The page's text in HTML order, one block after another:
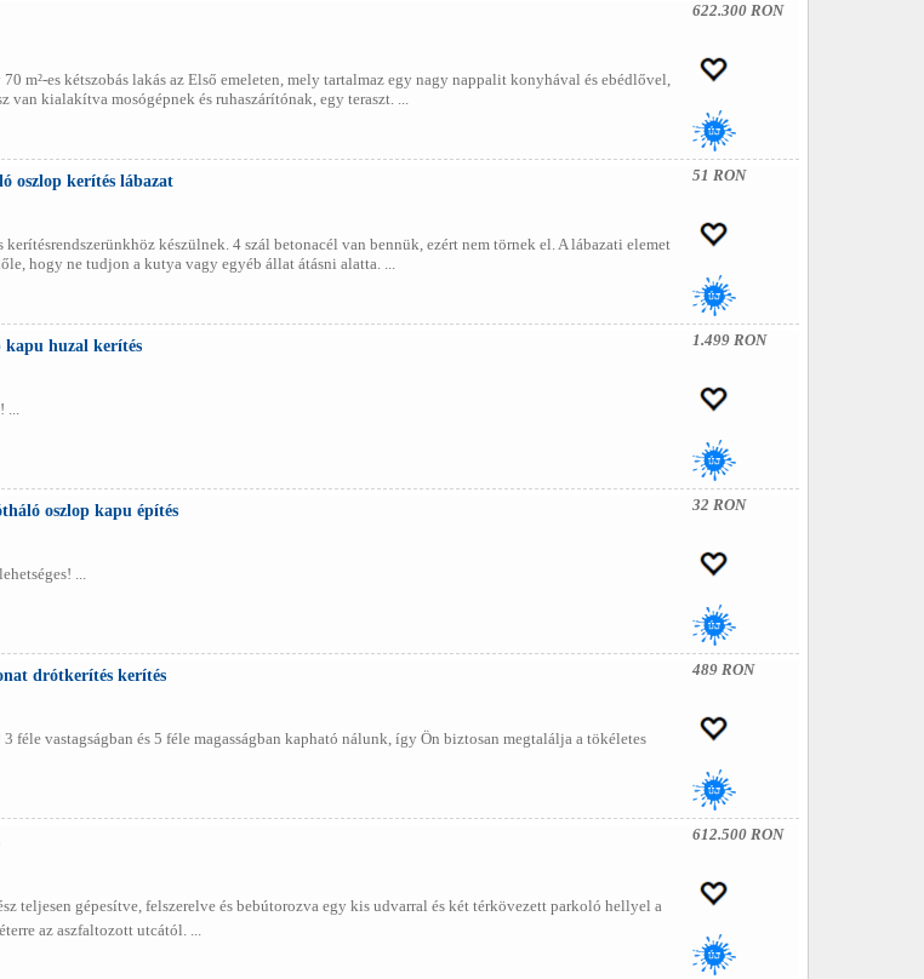
m²-es kétszobás lakás az Első emeleten, mely tartalmaz egy nagy nappalit konyhával és ebédlővel,
van kialakítva mosógépnek és ruhaszárítónak, egy teraszt. ...
622.300 RON
oszlop kerítés lábazat
készülnek. 4 szál betonacél van bennük, ezért nem törnek el. A lábazati elemet
hogy ne tudjon a kutya vagy egyéb állat átásni alatta. ...
51 RON
kapu huzal kerítés
...
1.499 RON
oszlop kapu építés
...
32 RON
drótkerítés kerítés
féle vastagságban és 5 féle magasságban kapható nálunk, így Ön biztosan megtalálja a tökéletes
489 RON
teljesen gépesítve, felszerelve és bebútorozva egy kis udvarral és két térkövezett parkoló hellyel a
az aszfaltozott utcától. ...
612.500 RON